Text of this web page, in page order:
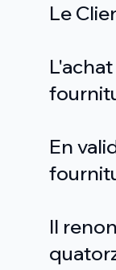
Le
En
Il